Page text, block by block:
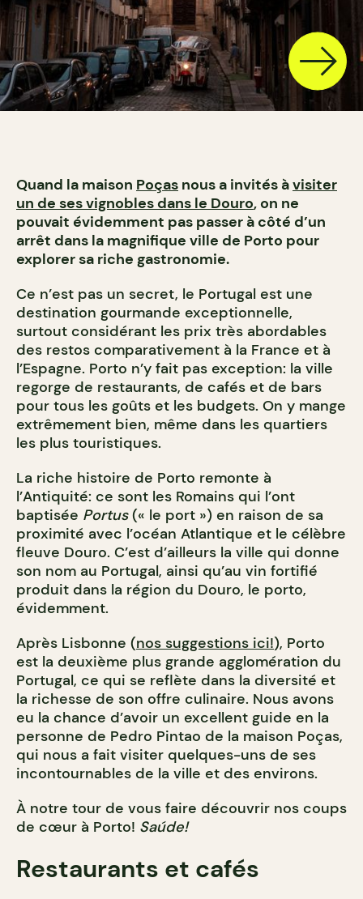
Quand la maison Poças nous a invités àvisiter
un de ses vignobles dans le Douro, on ne
pouvait évidemment pas passer à côté d’un
arrêt dans la magnifique ville de Porto pour
explorer sa riche gastronomie.
Ce n’est pas un secret, le Portugal est une
destination gourmande exceptionnelle,
surtout considérant les prix très abordables
des restos comparativement à la France et à
l’Espagne. Porto n’y fait pas exception: la ville
regorge de restaurants, de cafés et de bars
pour tous les goûts et les budgets. On y mange
extrêmement bien, même dans les quartiers
les plus touristiques.
La riche histoire de Porto remonte à
l’Antiquité: ce sont les Romains qui l’ont
baptisée Portus(« le port ») en raison de sa
proximité avec l’océan Atlantique et le célèbre
fleuve Douro. C’est d’ailleurs la ville qui donne
son nom au Portugal, ainsi qu’au vin fortifié
produit dans la région du Douro, le porto,
évidemment.
Après Lisbonne (nos suggestions ici!), Porto
est la deuxième plus grande agglomération du
Portugal, ce qui se reflète dans la diversité et
la richesse de son offre culinaire. Nous avons
eu la chance d’avoir un excellent guide en la
personne de Pedro Pintao de la maison Poças,
qui nous a fait visiter quelques-uns de ses
incontournables de la ville et des environs.
À notre tour de vous faire découvrir nos coups
de cœur à Porto! Saúde!
Restaurants et cafés